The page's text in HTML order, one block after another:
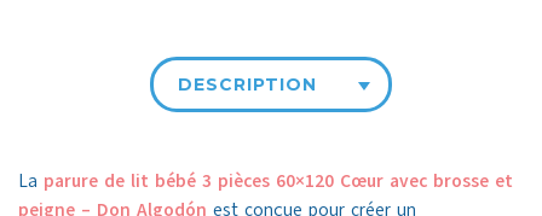
DESCRIPTION
La parure de lit bébé 3 pièces 60×120 Cœur avec brosse et
peigne – Don Algodón est conçue pour créer un